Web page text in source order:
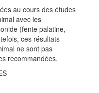
au cours des études
avec les
(fente palatine,
ces résultats
ne sont pas
recommandées.